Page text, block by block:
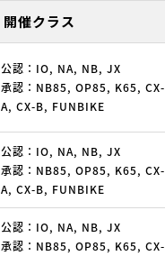
開催クラス
公認：IO, NA, NB, JX
承認：NB85, OP85, K65, CX-
A, CX-B, FUNBIKE
公認：IO, NA, NB, JX
承認：NB85, OP85, K65, CX-
A, CX-B, FUNBIKE
公認：IO, NA, NB, JX
承認：NB85, OP85, K65, CX-